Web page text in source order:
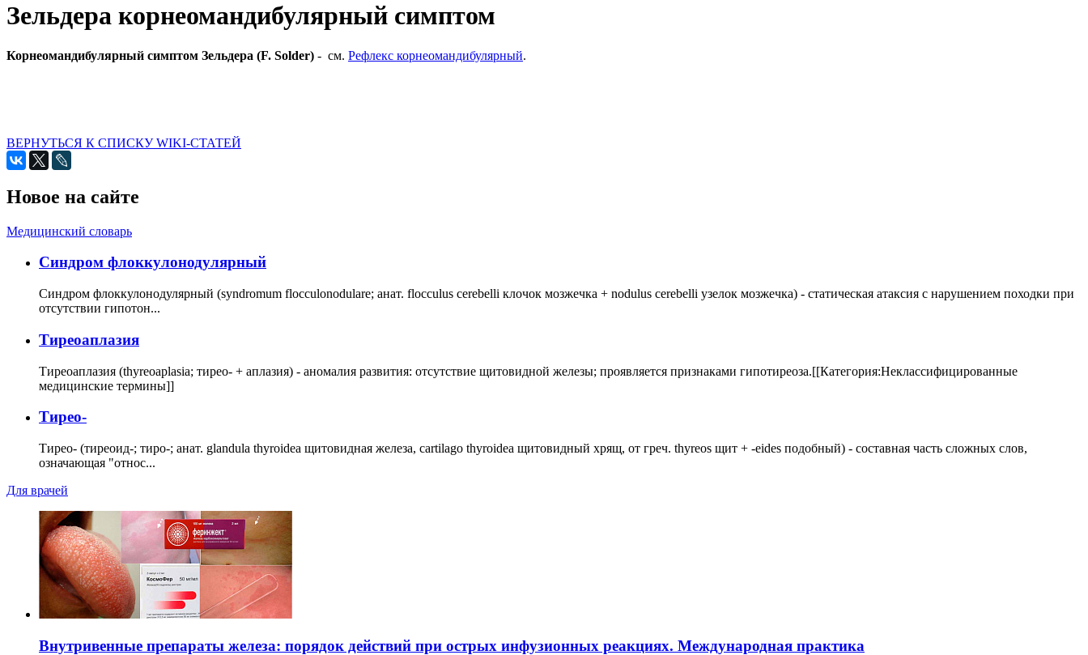
Зельдера корнеомандибулярный симптом
Корнеомандибулярный симптом Зельдера (F. Solder) - см. Рефлекс корнеомандибулярный.
ВЕРНУТЬСЯ К СПИСКУ WIKI-СТАТЕЙ
Новое на сайте
Медицинский словарь
Cиндром флоккулонодулярный
Синдром флоккулонодулярный (syndromum flocculonodulare; анат. flocculus cerebelli клочок мозжечка + nodulus cerebelli узелок мозжечка) - статическая атаксия с нарушением походки при
отсутствии гипотон...
Тиреоаплазия
Тиреоаплазия (thyreoaplasia; тирео- + аплазия) - аномалия развития: отсутствие щитовидной железы; проявляется признаками гипотиреоза.[[Категория:Неклассифицированные
медицинские термины]]
Тирео-
Тирео- (тиреоид-; тиро-; анат. glandula thyroidea щитовидная железа, cartilago thyroidea щитовидный хрящ, от греч. thyreos щит + -eides подобный) - составная часть сложных слов,
означающая "относ...
Для врачей
Внутривенные препараты железа: порядок действий при острых инфузионных реакциях. Международная практика